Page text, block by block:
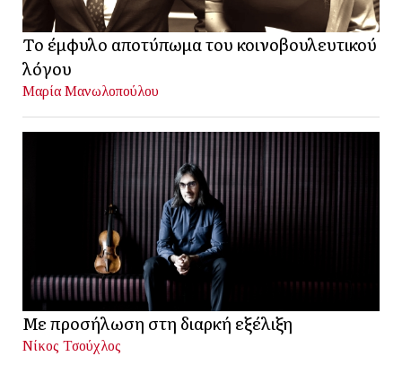
Το έμφυλο αποτύπωμα του κοινοβουλευτικού
λόγου
Μαρία Μανωλοπούλου
Με προσήλωση στη διαρκή εξέλιξη
Νίκος Τσούχλος